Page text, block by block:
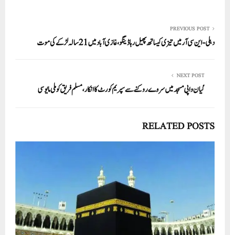
PREVIOUS POST
دہلی-این سی آر میں تیزی کیساتھ پھیل رہا ڈینگو، غازی آباد میں 21 سالہ لڑکے کی موت
NEXT POST
گیان واپی مسجد میں سروے روکنے سے سپریم کورٹ کا انکار، مسلم فریق کو ملی مایوسی
RELATED POSTS